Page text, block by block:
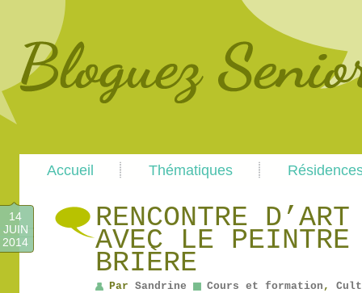
menuAccueil Thématiques
RENCONTRE
AVEC LE PEINTRE
BRIÈRE
14
JUIN
2014
Par Sandrine Cours et formation ,